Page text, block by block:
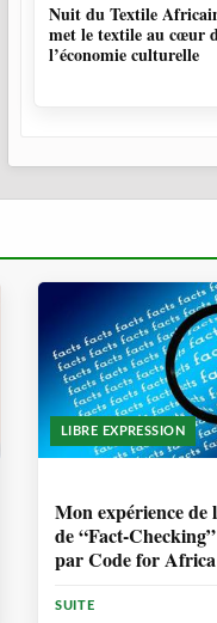
Nuit du Textile
met le textile au cœur
l’économie culturelle
LIBRE EXPRESSION
Mon expérience de
de “Fact-
par Code for
désinformation en
SUITE